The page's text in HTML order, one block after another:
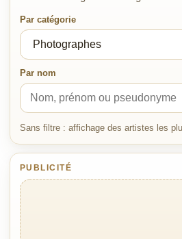
Par catégorie
Par nom
Sans filtre : affichage des artistes les
PUBLICITÉ